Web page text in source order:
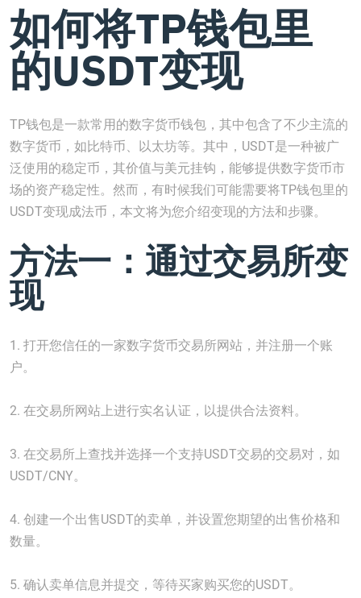
如何将TP钱包里
的USDT变现
TP钱包是一款常用的数字货币钱包，其中包含了不少主流的
数字货币，如比特币、以太坊等。其中，USDT是一种被广
泛使用的稳定币，其价值与美元挂钩，能够提供数字货币市
场的资产稳定性。然而，有时候我们可能需要将TP钱包里的
USDT变现成法币，本文将为您介绍变现的方法和步骤。
方法一：通过交易所变
现
1. 打开您信任的一家数字货币交易所网站，并注册一个账
户。
2. 在交易所网站上进行实名认证，以提供合法资料。
3. 在交易所上查找并选择一个支持USDT交易的交易对，如
USDT/CNY。
4. 创建一个出售USDT的卖单，并设置您期望的出售价格和
数量。
5. 确认卖单信息并提交，等待买家购买您的USDT。